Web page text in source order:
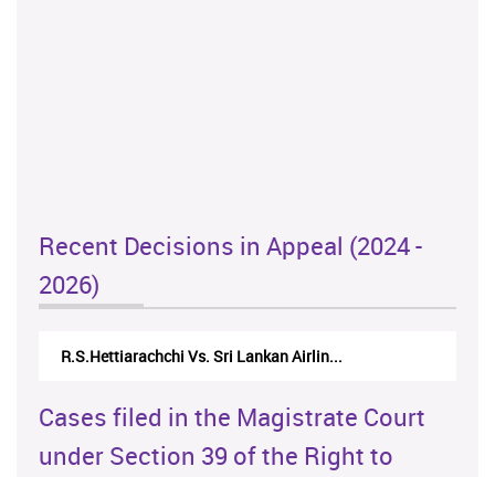
Recent Decisions in Appeal (2024 -
2026)
N.Kodituwakku Vs. Attorney General's De...
Cases filed in the Magistrate Court
under Section 39 of the Right to